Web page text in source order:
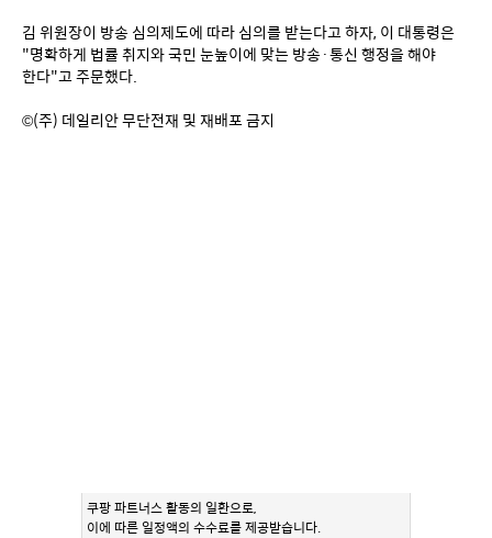
김 위원장이 방송 심의제도에 따라 심의를 받는다고 하자, 이 대통령은
"명확하게 법률 취지와 국민 눈높이에 맞는 방송·통신 행정을 해야
한다"고 주문했다.
©(주) 데일리안 무단전재 및 재배포 금지
쿠팡 파트너스 활동의 일환으로,
이에 따른 일정액의 수수료를 제공받습니다.